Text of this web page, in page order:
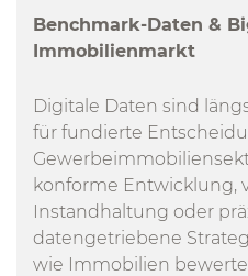
Benchmark-Daten &
Immobilienmarkt
Digitale Daten sind
für fundierte
konforme Entwicklung,
Instandhaltung oder
datengetriebene
wie Immobilien